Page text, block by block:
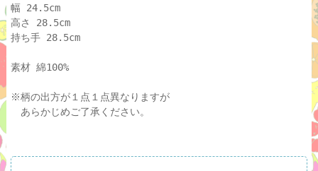
幅 24.5cm
高さ 28.5cm
持ち手 28.5cm
素材 綿100%
※柄の出方が１点１点異なりますが
あらかじめご了承ください。